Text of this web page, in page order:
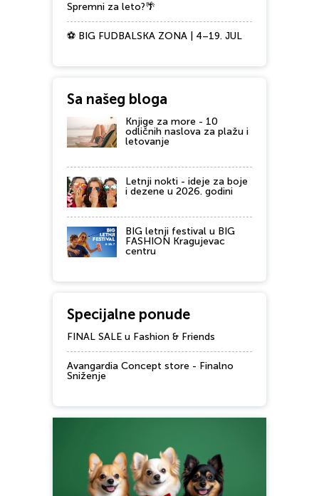
Spremni za leto?🌴
⚽ BIG FUDBALSKA ZONA | 4–19. JUL
Sa našeg bloga
Knjige za more - 10
odličnih naslova za plažu i
letovanje
Letnji nokti - ideje za boje
i dezene u 2026. godini
BIG letnji festival u BIG
FASHION Kragujevac
centru
Specijalne ponude
FINAL SALE u Fashion & Friends
Avangardia Concept store - Finalno
Sniženje